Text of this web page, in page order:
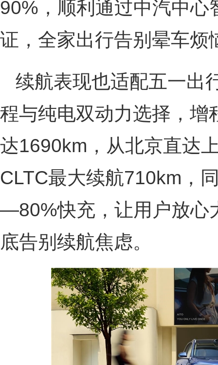
90%，顺利通过中汽中
证，全家出行告别晕车烦
续航表现也适配五一出
程与纯电双动力选择，增
达1690km，从北京直达
CLTC最大续航710km，
—80%快充，让用户放心
底告别续航焦虑。